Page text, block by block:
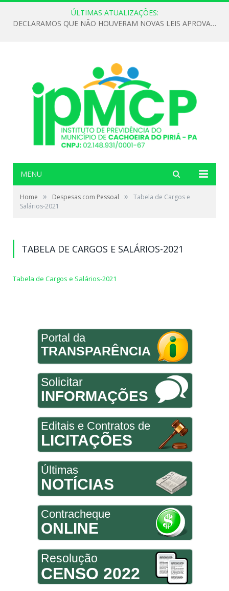
ÚLTIMAS ATUALIZAÇÕES:
DECLARAMOS QUE NÃO HOUVERAM NOVAS LEIS APROVADAS ATÉ O MOMENTO PARA O INSTITUTO DE PREVIDÊNCIA NO ANO DE 2026
MENU
Home » Despesas com Pessoal »
Tabela de Cargos e
Salários-2021
TABELA DE CARGOS E SALÁRIOS-2021
Tabela de Cargos e Salários-2021
Portal da
TRANSPARÊNCIA
Solicitar
INFORMAÇÕES
Editais e Contratos de
LICITAÇÕES
Últimas
NOTÍCIAS
Contracheque
ONLINE
Resolução
CENSO 2022